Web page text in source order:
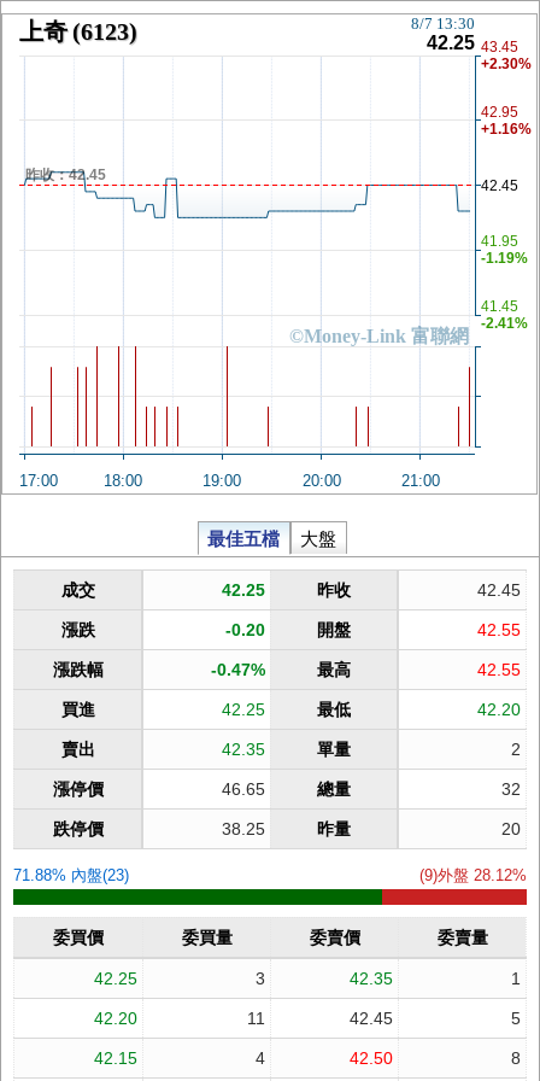
上奇(6123)
©Money-Link 富聯網
8/7 13:30
42.25
昨收：42.45
17:00 18:00 19:00 20:00 21:00
41.45
-2.41%
41.95
-1.19%
42.45
42.95
+1.16%
43.45
+2.30%
最佳五檔 大盤
成交 42.25 昨收 42.45
漲跌 -0.20 開盤 42.55
漲跌幅 -0.47% 最高 42.55
買進 42.25 最低 42.20
賣出 42.35 單量 2
漲停價 46.65 總量 32
跌停價 38.25 昨量 20
71.88% 內盤(23) (9)外盤 28.12%
委買價 委買量 委賣價 委賣量
42.25 3 42.35 1
42.20 11 42.45 5
42.15 4 42.50 8